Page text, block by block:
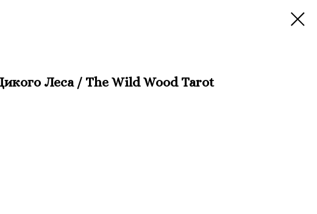
Леса / The Wild Wood Tarot